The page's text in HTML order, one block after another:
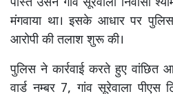
मंगवाया था। इसके आधार पर
आरोपी की तलाश शुरू की।
पुलिस ने कार्रवाई करते हुए वांछित
वार्ड नम्बर 7, गांव सूरेवाला पीएस